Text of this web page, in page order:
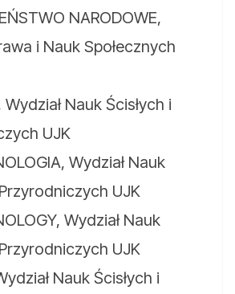
NARODOWE,
i Nauk Społecznych
Wydział Nauk Ścisłych i
UJK
Wydział Nauk
UJK
Wydział Nauk
UJK
Nauk Ścisłych i